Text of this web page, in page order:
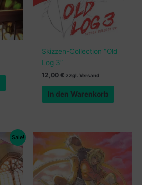
Skizzen-Collection “Old
Log 3”
12,00€ zzgl. Versand
In den Warenkorb
Sale!